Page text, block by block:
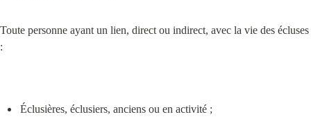
Toute personne ayant un lien, direct ou indirect, avec la vie des écluses
:
Éclusières, éclusiers, anciens ou en activité ;